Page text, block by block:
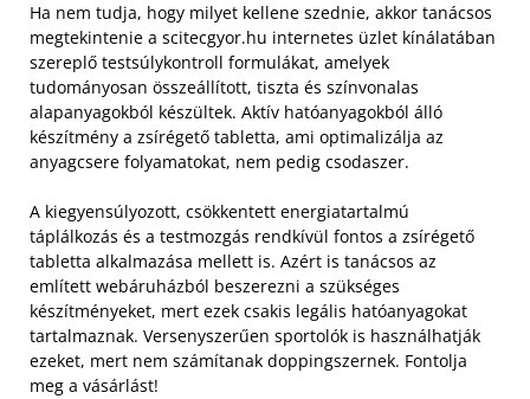
Ha nem tudja, hogy milyet kellene szednie, akkor tanácsos
megtekintenie a scitecgyor.hu internetes üzlet kínálatában
szereplő testsúlykontroll formulákat, amelyek
tudományosan összeállított, tiszta és színvonalas
alapanyagokból készültek. Aktív hatóanyagokból álló
készítmény a zsírégető tabletta, ami optimalizálja az
anyagcsere folyamatokat, nem pedig csodaszer.
A kiegyensúlyozott, csökkentett energiatartalmú
táplálkozás és a testmozgás rendkívül fontos a zsírégető
tabletta alkalmazása mellett is. Azért is tanácsos az
említett webáruházból beszerezni a szükséges
készítményeket, mert ezek csakis legális hatóanyagokat
tartalmaznak. Versenyszerűen sportolók is használhatják
ezeket, mert nem számítanak doppingszernek. Fontolja
meg a vásárlást!